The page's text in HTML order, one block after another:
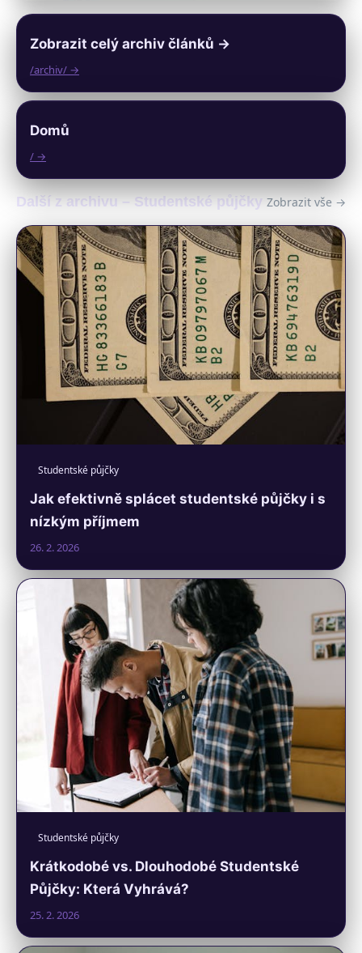
Zobrazit celý archiv článků →
/archiv/ →
Domů
/ →
Další z archivu – Studentské půjčky Zobrazit vše →
Studentské půjčky
Jak efektivně splácet studentské půjčky i s
nízkým příjmem
26. 2. 2026
Studentské půjčky
Krátkodobé vs. Dlouhodobé Studentské
Půjčky: Která Vyhrává?
25. 2. 2026